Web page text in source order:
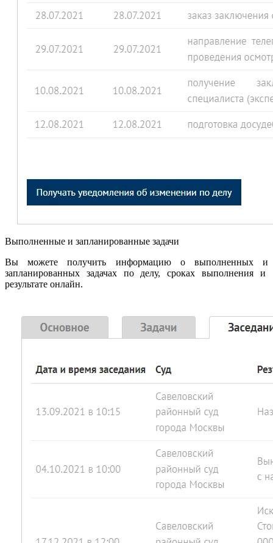
Выполненные и запланированные задачи
Вы можете получить информацию о выполненных и
запланированных задачах по делу, сроках выполнения и
результате онлайн.